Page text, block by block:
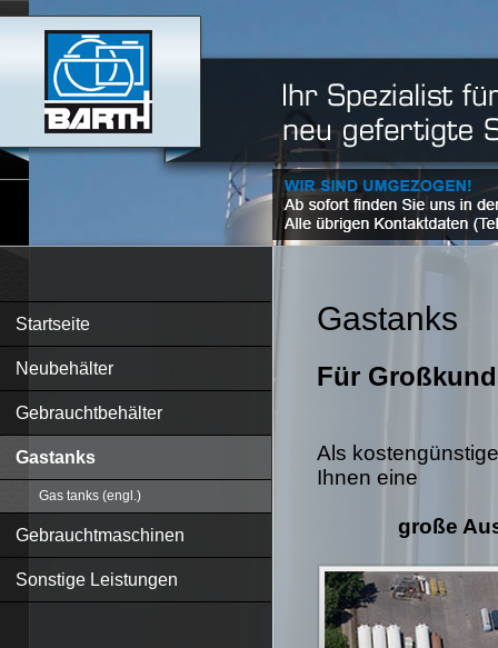
Startseite
Neubehälter
Gebrauchtbehälter
Gastanks
Gas tanks (engl.)
Gebrauchtmaschinen
Sonstige Leistungen
Gastanks
Für
Als
Ihnen eine
große